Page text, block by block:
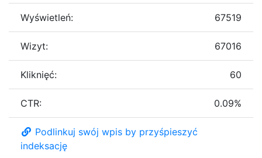
Wyświetleń: 67519
Wizyt: 67016
Kliknięć: 60
CTR: 0.09%
Podlinkuj swój wpis by przyśpieszyć
indeksację